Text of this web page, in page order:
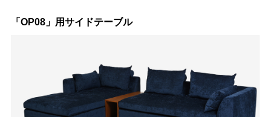
「OP08」用サイドテーブル